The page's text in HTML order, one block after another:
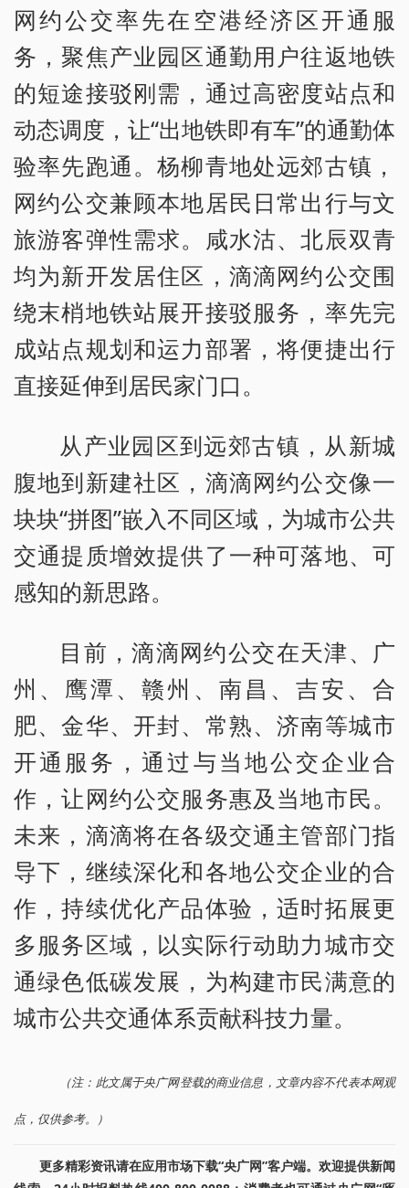
网约公交率先在空港经济区开通服
务，聚焦产业园区通勤用户往返地铁
的短途接驳刚需，通过高密度站点和
动态调度，让“出地铁即有车”的通勤体
验率先跑通。杨柳青地处远郊古镇，
网约公交兼顾本地居民日常出行与文
旅游客弹性需求。咸水沽、北辰双青
均为新开发居住区，滴滴网约公交围
绕末梢地铁站展开接驳服务，率先完
成站点规划和运力部署，将便捷出行
直接延伸到居民家门口。
从产业园区到远郊古镇，从新城
腹地到新建社区，滴滴网约公交像一
块块“拼图”嵌入不同区域，为城市公共
交通提质增效提供了一种可落地、可
感知的新思路。
目前，滴滴网约公交在天津、广
州、鹰潭、赣州、南昌、吉安、合
肥、金华、开封、常熟、济南等城市
开通服务，通过与当地公交企业合
作，让网约公交服务惠及当地市民。
未来，滴滴将在各级交通主管部门指
导下，继续深化和各地公交企业的合
作，持续优化产品体验，适时拓展更
多服务区域，以实际行动助力城市交
通绿色低碳发展，为构建市民满意的
城市公共交通体系贡献科技力量。
（注：此文属于央广网登载的商业信息，文章内容不代表本网观
点，仅供参考。）
更多精彩资讯请在应用市场下载“央广网”客户端。欢迎提供新闻